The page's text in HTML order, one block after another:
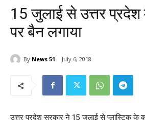
15 जुलाई से उत्तर प्रदेश
पर बैन लगाया
By News 51 July 6, 2018
उत्तर प्रदेश सरकार ने 15 जुलाई से प्लास्टिक के